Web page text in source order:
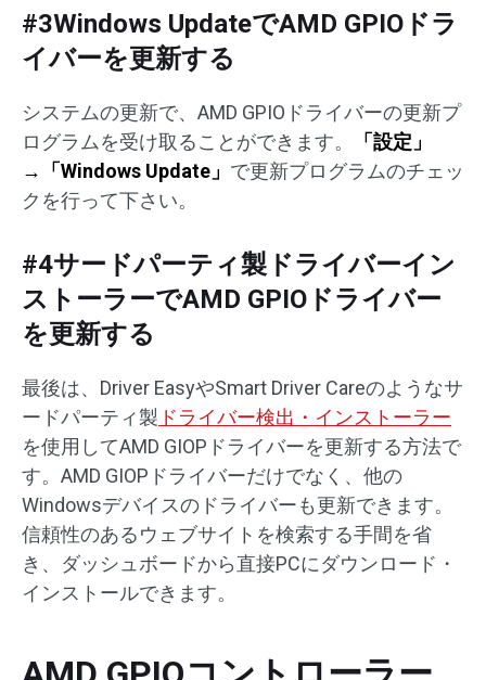
#3Windows UpdateでAMD GPIOドラ
イバーを更新する
システムの更新で、AMD GPIOドライバーの更新プ
ログラムを受け取ることができます。
「設定」
→「Windows Update」 で更新プログラムのチェッ
クを行って下さい。
#4サードパーティ製ドライバーイン
ストーラーでAMD GPIOドライバー
を更新する
最後は、Driver EasyやSmart Driver Careのようなサ
ードパーティ製 ドライバー検出・インストーラー
を使用してAMD GIOPドライバーを更新する方法で
す。AMD GIOPドライバーだけでなく、他の
Windowsデバイスのドライバーも更新できます。
信頼性のあるウェブサイトを検索する手間を省
き、ダッシュボードから直接PCにダウンロード・
インストールできます。